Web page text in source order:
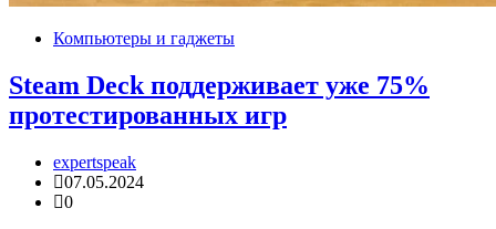
Компьютеры и гаджеты
Steam Deck поддерживает уже 75%
протестированных игр
expertspeak
07.05.2024
0